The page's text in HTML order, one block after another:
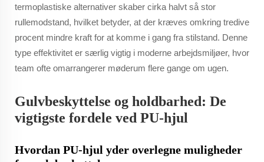
termoplastiske alternativer skaber cirka halvt så stor
rullemodstand, hvilket betyder, at der kræves omkring tredive
procent mindre kraft for at komme i gang fra stilstand. Denne
type effektivitet er særlig vigtig i moderne arbejdsmiljøer, hvor
team ofte omarrangerer møderum flere gange om ugen.
Gulvbeskyttelse og holdbarhed: De
vigtigste fordele ved PU-hjul
Hvordan PU-hjul yder overlegne muligheder